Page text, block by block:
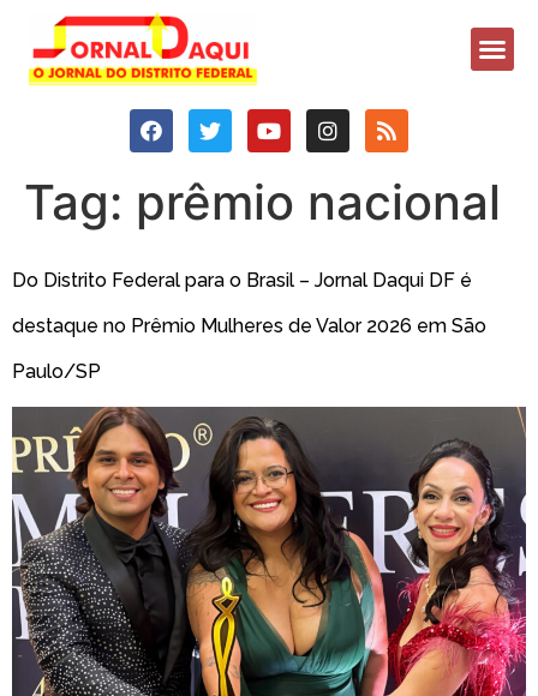
Tag: prêmio nacional
Do Distrito Federal para o Brasil – Jornal Daqui DF é
destaque no Prêmio Mulheres de Valor 2026 em São
Paulo/SP